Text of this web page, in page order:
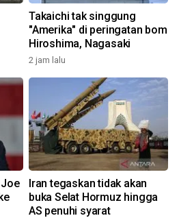
Takaichi tak singgung
"Amerika" di peringatan bom
Hiroshima, Nagasaki
2 jam lalu
Iran tegaskan tidak akan
buka Selat Hormuz hingga
AS penuhi syarat